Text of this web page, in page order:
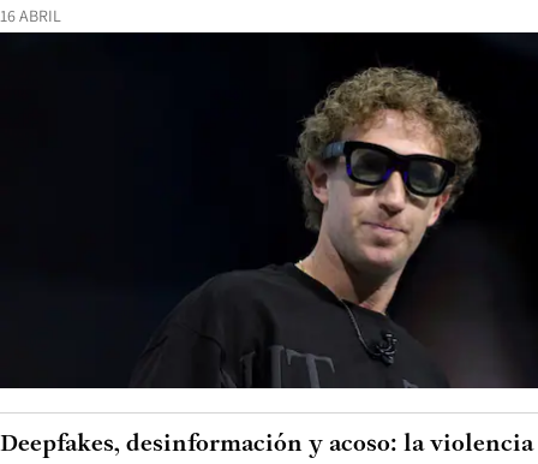
16 ABRIL
Deepfakes, desinformación y acoso: la violencia